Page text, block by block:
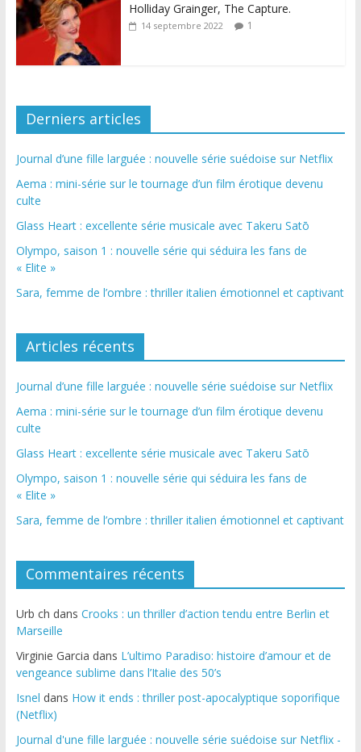
Holliday Grainger, The Capture.
14 septembre 2022 1
Derniers articles
Journal d’une fille larguée : nouvelle série suédoise sur Netflix
Aema : mini-série sur le tournage d’un film érotique devenu
culte
Glass Heart : excellente série musicale avec Takeru Satō
Olympo, saison 1 : nouvelle série qui séduira les fans de
« Elite »
Sara, femme de l’ombre : thriller italien émotionnel et captivant
Articles récents
Journal d’une fille larguée : nouvelle série suédoise sur Netflix
Aema : mini-série sur le tournage d’un film érotique devenu
culte
Glass Heart : excellente série musicale avec Takeru Satō
Olympo, saison 1 : nouvelle série qui séduira les fans de
« Elite »
Sara, femme de l’ombre : thriller italien émotionnel et captivant
Commentaires récents
Urb ch dans Crooks : un thriller d’action tendu entre Berlin et
Marseille
Virginie Garcia dans L’ultimo Paradiso: histoire d’amour et de
vengeance sublime dans l’Italie des 50’s
Isnel dans How it ends : thriller post-apocalyptique soporifique
(Netflix)
Journal d'une fille larguée : nouvelle série suédoise sur Netflix -